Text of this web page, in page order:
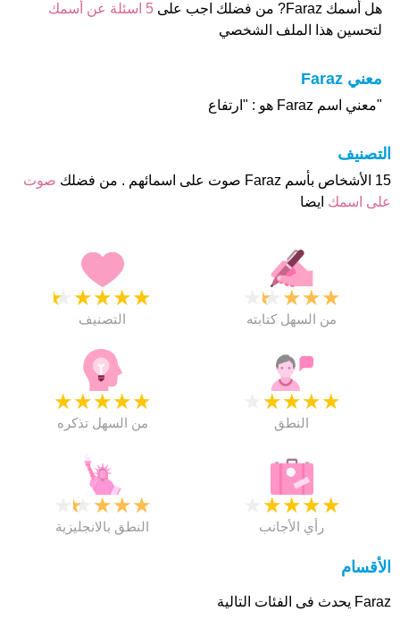
هل أسمك Faraz? من فضلك اجب على
5 اسئلة عن أسمك
لتحسين هذا الملف الشخصي
معني Faraz
"معني اسم Faraz هو : "ارتفاع
التصنيف
15 الأشخاص بأسم Faraz صوت على اسمائهم . من فضلك
صوت
على اسمك ايضا
★
★
★
★
★
التصنيف
★
★
★
★
من السهل كتابته
★
★
★
★
★
من السهل تذكره
★
★
★
★
النطق
★
★
★
★
النطق بالانجليزية
★
★
★
★
رأي الأجانب
الأقسام
Faraz يحدث فى الفئات التالية